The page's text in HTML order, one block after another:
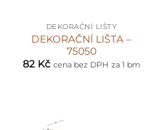
DEKORAČNÍ LIŠTY
DEKORAČNÍ LIŠTA –
75050
82 Kč cena bez DPH za 1 bm